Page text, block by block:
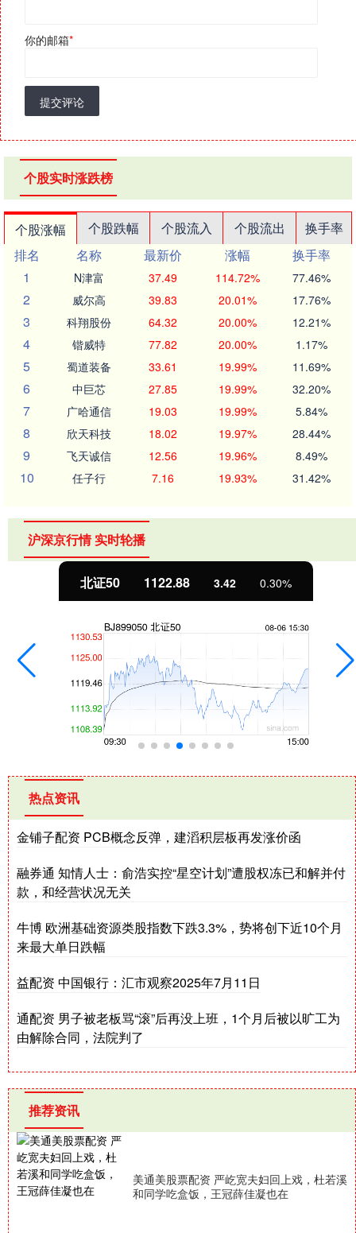
你的邮箱*
提交评论
个股实时涨跌榜
个股涨幅 个股跌幅 个股流入 个股流出
换手率
排名
名称 最新价 涨幅
换手率
1
N津富 37.49 114.72% 77.46%
2 威尔高 39.83 20.01% 17.76%
3 科翔股份 64.32 20.00% 12.21%
4 锴威特 77.82 20.00% 1.17%
5 蜀道装备 33.61 19.99% 11.69%
6 中巨芯 27.85 19.99% 32.20%
7 广哈通信 19.03 19.99% 5.84%
8 欣天科技 18.02 19.97% 28.44%
9 飞天诚信 12.56 19.96% 8.49%
10 任子行 7.16 19.93% 31.42%
沪深京行情 实时轮播
北证50 1122.88 3.42 0.30%
热点资讯
金铺子配资 PCB概念反弹，建滔积层板再发涨价函
融券通 知情人士：俞浩实控“星空计划”遭股权冻已和解并付
款，和经营状况无关
牛博 欧洲基础资源类股指数下跌3.3%，势将创下近10个月
来最大单日跌幅
益配资 中国银行：汇市观察2025年7月11日
通配资 男子被老板骂“滚”后再没上班，1个月后被以旷工为
由解除合同，法院判了
推荐资讯
美通美股票配资 严屹宽夫妇回上戏，杜若溪
和同学吃盒饭，王冠薛佳凝也在